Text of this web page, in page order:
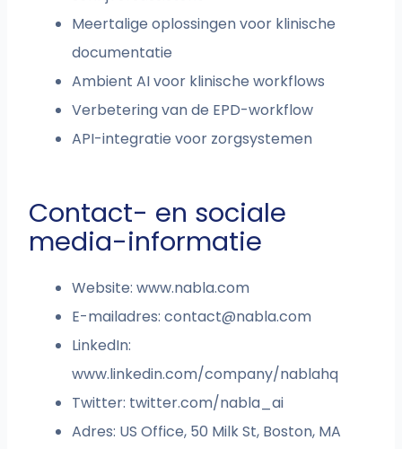
Meertalige oplossingen voor klinische
documentatie
Ambient AI voor klinische workflows
Verbetering van de EPD-workflow
API-integratie voor zorgsystemen
Contact- en sociale
media-informatie
Website: www.nabla.com
E-mailadres:contact@nabla.com
LinkedIn:
www.linkedin.com/company/nablahq
Twitter: twitter.com/nabla_ai
Adres: US Office, 50 Milk St, Boston, MA